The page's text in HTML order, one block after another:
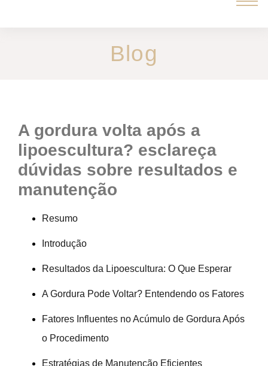
Blog
a gordura volta após a
lipoescultura? esclareça
dúvidas sobre resultados e
manutenção
Resumo
Introdução
Resultados da Lipoescultura: O Que Esperar
A Gordura Pode Voltar? Entendendo os Fatores
Fatores Influentes no Acúmulo de Gordura Após
o Procedimento
Estratégias de Manutenção Eficientes